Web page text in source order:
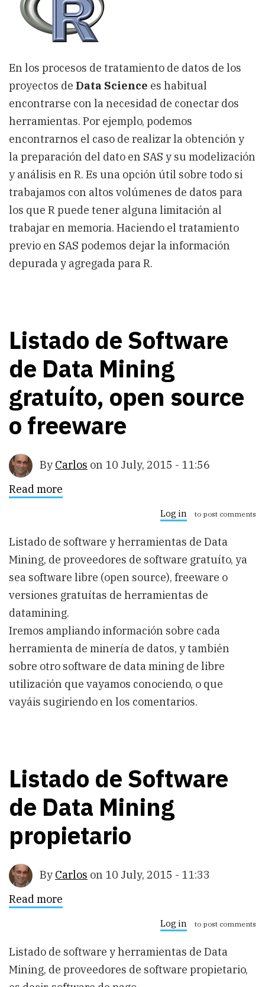
En los procesos de tratamiento de datos de los
proyectos de Data Science es habitual
encontrarse con la necesidad de conectar dos
herramientas. Por ejemplo, podemos
encontrarnos el caso de realizar la obtención y
la preparación del dato en SAS y su modelización
y análisis en R. Es una opción útil sobre todo si
trabajamos con altos volúmenes de datos para
los que R puede tener alguna limitación al
trabajar en memoria. Haciendo el tratamiento
previo en SAS podemos dejar la información
depurada y agregada para R.
Listado de Software
de Data Mining
gratuíto, open source
o freeware
By Carlos on 10 July, 2015 - 11:56
Read more
Data
gratuíto,
open
source
o
Log in to post comments
Listado de software y herramientas de Data
Mining, de proveedores de software gratuíto, ya
sea software libre (open source), freeware o
versiones gratuítas de herramientas de
datamining.
Iremos ampliando información sobre cada
herramienta de minería de datos, y también
sobre otro software de data mining de libre
utilización que vayamos conociendo, o que
vayáis sugiriendo en los comentarios.
Listado de Software
de Data Mining
propietario
By Carlos on 10 July, 2015 - 11:33
Read more
Data
propietario
Log in to post comments
Listado de software y herramientas de Data
Mining, de proveedores de software propietario,